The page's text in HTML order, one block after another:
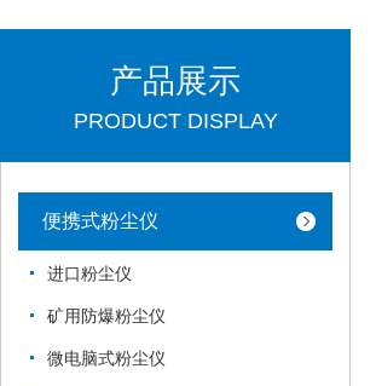
产品展示
PRODUCT DISPLAY
便携式粉尘仪
进口粉尘仪
矿用防爆粉尘仪
微电脑式粉尘仪